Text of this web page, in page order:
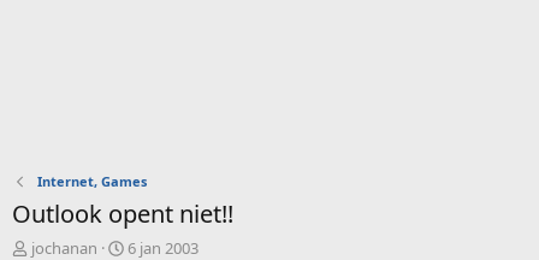
Internet, Games
Outlook opent niet!!
O
jochanan
S
6 jan 2003